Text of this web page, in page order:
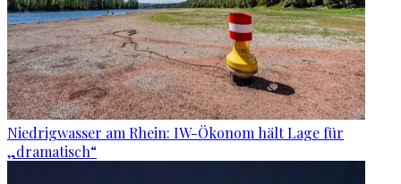
Niedrigwasser am Rhein: IW-Ökonom hält Lage für
„dramatisch“